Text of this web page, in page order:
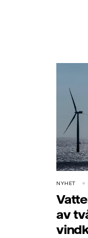
NYHET
av